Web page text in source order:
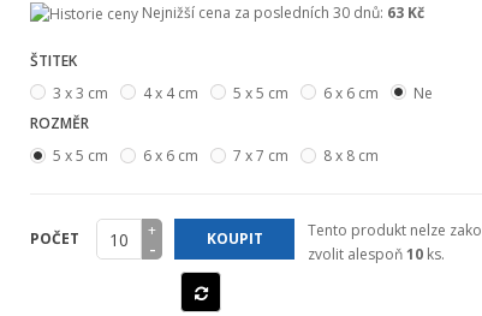
Nejnižší cena za posledních 30 dnů: 63 Kč
ŠTITEK
3 x 3 cm
4 x 4 cm 5 x 5 cm 6 x 6 cm
Ne
ROZMĚR
5 x 5 cm
6 x 6 cm 7 x 7 cm 8 x 8 cm
POČET +
- KOUPIT
Tento produkt nelze
zvolit alespoň10 ks.